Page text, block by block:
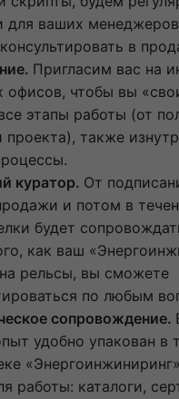
для ваших
в
Пригласим вас на
офисов, чтобы вы
этапы работы (от
проекта), также
куратор. От
и потом в
будет
как ваш
рельсы, вы сможете
по любым
сопровождение.
удобно упакован в
работы: каталоги,